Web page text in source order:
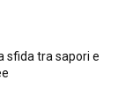
sfida tra sapori e